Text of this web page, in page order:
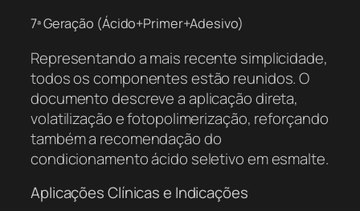
7ª Geração (Ácido+Primer+Adesivo)
Representando a mais recente simplicidade,
todos os componentes estão reunidos. O
documento descreve a aplicação direta,
volatilização e fotopolimerização, reforçando
também a recomendação do
condicionamento ácido seletivo em esmalte.
Aplicações Clínicas e Indicações